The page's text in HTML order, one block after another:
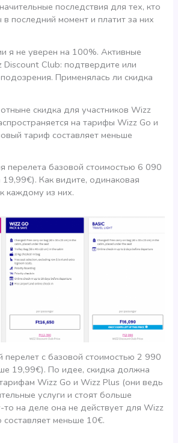
последствия для тех, кто
в последний момент и платит за них
я не уверен на 100%. Активные
Discount Club: подтвердите или
Применялась ли скидка
скидка для участников Wizz
на тарифы Wizz Go и
тариф составляет меньше
перелета базовой стоимостью 6 090
19,99€). Как видите, одинаковая
каждому из них.
перелет с базовой стоимостью 2 990
19,99€). По идее, скидка должна
Wizz Go и Wizz Plus (они ведь
услуги и стоят больше
на деле она не действует для Wizz
составляет меньше 10€.